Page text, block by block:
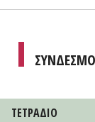
ΤΕΤΡAΔΙΟ